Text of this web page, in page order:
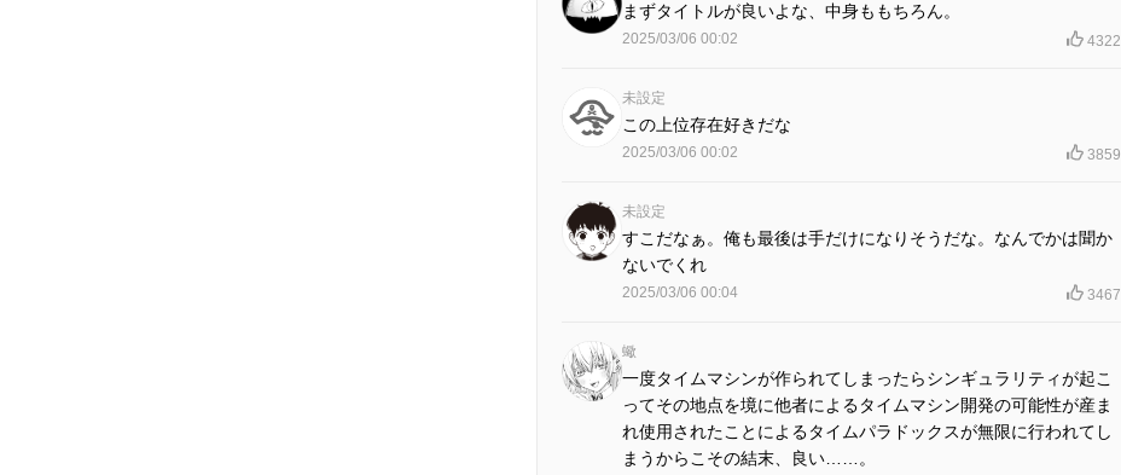
まずタイトルが良いよな、中身ももちろん。
2025/03/06 00:02 4322
未設定
この上位存在好きだな
2025/03/06 00:02 3859
未設定
すこだなぁ。俺も最後は手だけになりそうだな。なんでかは聞か
ないでくれ
2025/03/06 00:04 3467
蠍
一度タイムマシンが作られてしまったらシンギュラリティが起こ
ってその地点を境に他者によるタイムマシン開発の可能性が産ま
れ使用されたことによるタイムパラドックスが無限に行われてし
まうからこその結末、良い……。